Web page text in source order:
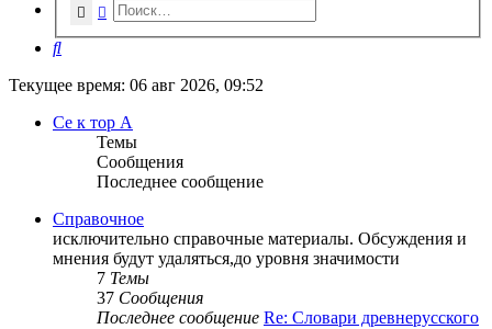
ПоискРасширенный поиск
Поиск
Текущее время: 06 авг 2026, 09:52
Се к тор А
Темы
Сообщения
Последнее сообщение
Справочное
исключительно справочные материалы. Обсуждения и
мнения будут удаляться,до уровня значимости
7 Темы
37 Сообщения
Последнее сообщение Re: Словари древнерусского